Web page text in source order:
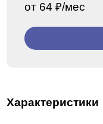
от 64 ₽/мес
Характеристики